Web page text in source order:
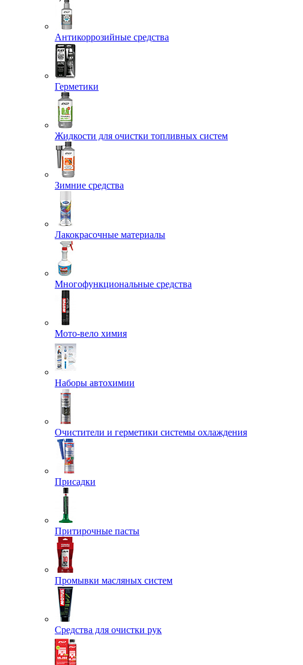
Антикоррозийные средства
Герметики
Жидкости для очистки топливных систем
Зимние средства
Лакокрасочные материалы
Многофункциональные средства
Мото-вело химия
Наборы автохимии
Очистители и герметики системы охлаждения
Присадки
Притирочные пасты
Промывки масляных систем
Средства для очистки рук